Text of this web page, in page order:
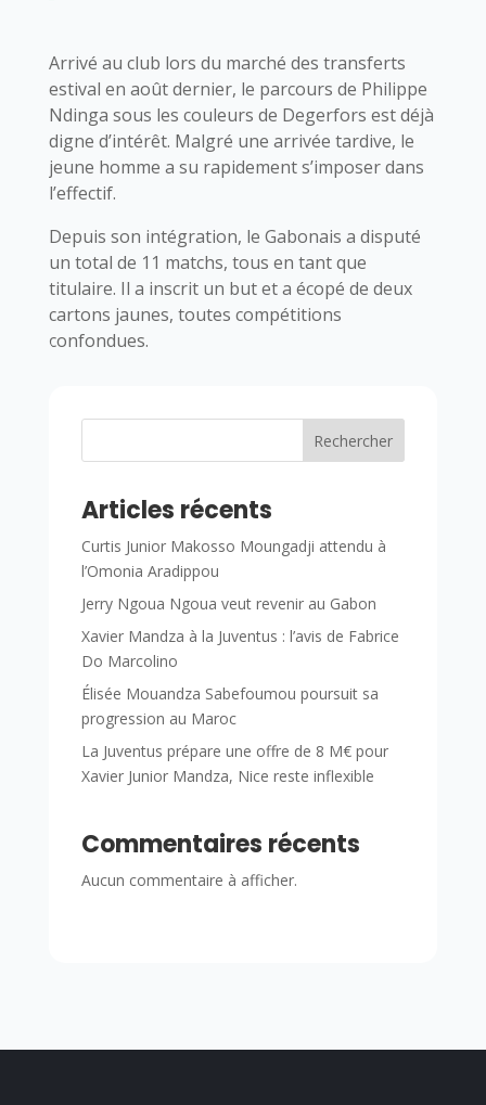
Arrivé au club lors du marché des transferts
estival en août dernier, le parcours de Philippe
Ndinga sous les couleurs de Degerfors est déjà
digne d’intérêt. Malgré une arrivée tardive, le
jeune homme a su rapidement s’imposer dans
l’effectif.
Depuis son intégration, le Gabonais a disputé
un total de 11 matchs, tous en tant que
titulaire. Il a inscrit un but et a écopé de deux
cartons jaunes, toutes compétitions
confondues.
Rechercher
Articles récents
Curtis Junior Makosso Moungadji attendu à
l’Omonia Aradippou
Jerry Ngoua Ngoua veut revenir au Gabon
Xavier Mandza à la Juventus : l’avis de Fabrice
Do Marcolino
Élisée Mouandza Sabefoumou poursuit sa
progression au Maroc
La Juventus prépare une offre de 8 M€ pour
Xavier Junior Mandza, Nice reste inflexible
Commentaires récents
Aucun commentaire à afficher.